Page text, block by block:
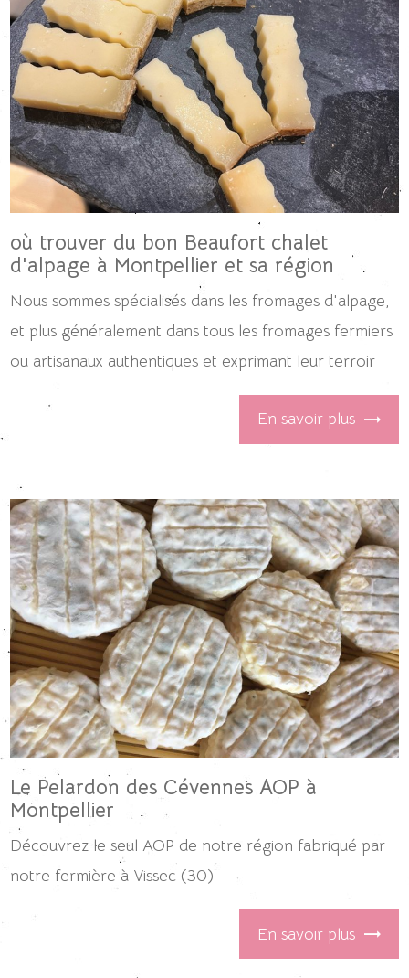
où trouver du bon Beaufort chalet
d'alpage à Montpellier et sa région
Nous sommes spécialisés dans les fromages d'alpage,
et plus généralement dans tous les fromages fermiers
ou artisanaux authentiques et exprimant leur terroir
En savoir plus
Le Pelardon des Cévennes AOP à
Montpellier
Découvrez le seul AOP de notre région fabriqué par
notre fermière à Vissec (30)
En savoir plus